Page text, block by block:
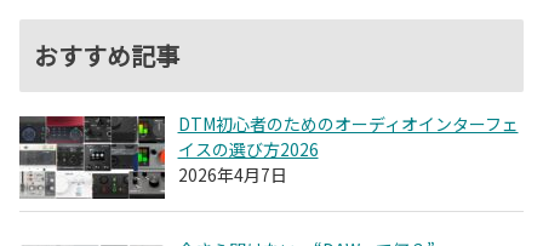
おすすめ記事
DTM初心者のためのオーディオインターフェ
イスの選び方2026
2026年4月7日